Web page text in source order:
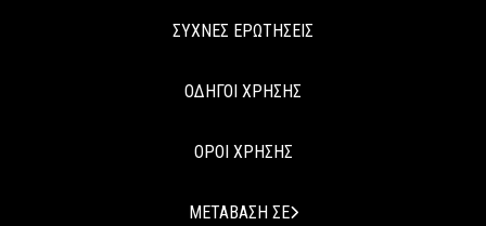
ΣΥΧΝΕΣ ΕΡΩΤΗΣΕΙΣ
ΟΔΗΓΟΙ ΧΡΗΣΗΣ
ΟΡΟΙ ΧΡΗΣΗΣ
ΜΕΤΑΒΑΣΗ ΣΕ